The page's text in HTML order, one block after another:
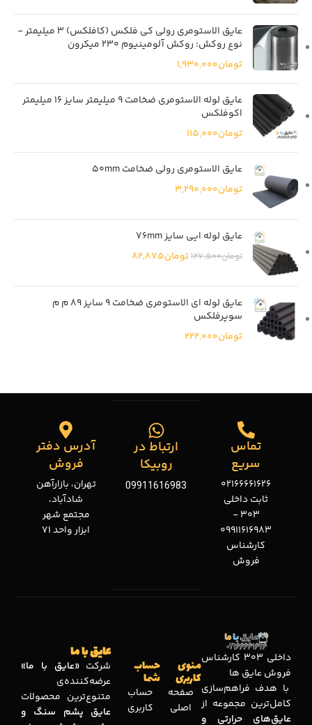
عایق الاستومری رولی کی فلکس (کافلکس) 3 میلیمتر -
نوع روکش: روکش آلومینیوم 230 میکرون
تومان1,930,000
عایق لوله الاستومری ضخامت 9 میلیمتر سایز 16 میلیمتر
اکوفلکس
تومان115,000
عایق الاستومری رولی ضخامت 50mm
تومان3,290,000
عایق لوله ایی سایز 76mm
تومان127,500تومان82,875
عايق لوله اي الاستومري ضخامت 9 سايز 89 م م
سوپرفلكس
تومان222,000
تماس
سریع
02166661626
ثابت داخلی
303 -
09911616983
کارشناس
فروش
ارتباط در
روبیکا
09911616983
آدرس دفتر
فروش
تهران، بازارآهن
شادآباد،
مجتمع شهر
ابزار واحد 71
داخلی 303 کارشناس
فروش عایق ها
با هدف فراهم‌سازی
کامل‌ترین مجموعه‌ از
عایق‌های حرارتی و
منوی
کاربری
صفحه
اصلی
حساب
شما
حساب
کاربری
عایق با ما
شرکت«عایق با ما»
عرضه‌کننده‌ی
متنوع‌ترین محصولات
عایق پشم سنگ و